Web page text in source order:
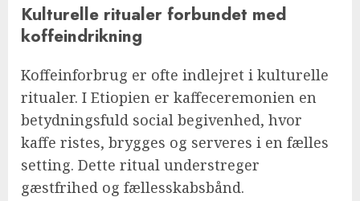
Kulturelle ritualer forbundet med
koffeindrikning
Koffeinforbrug er ofte indlejret i kulturelle
ritualer. I Etiopien er kaffeceremonien en
betydningsfuld social begivenhed, hvor
kaffe ristes, brygges og serveres i en fælles
setting. Dette ritual understreger
gæstfrihed og fællesskabsbånd.